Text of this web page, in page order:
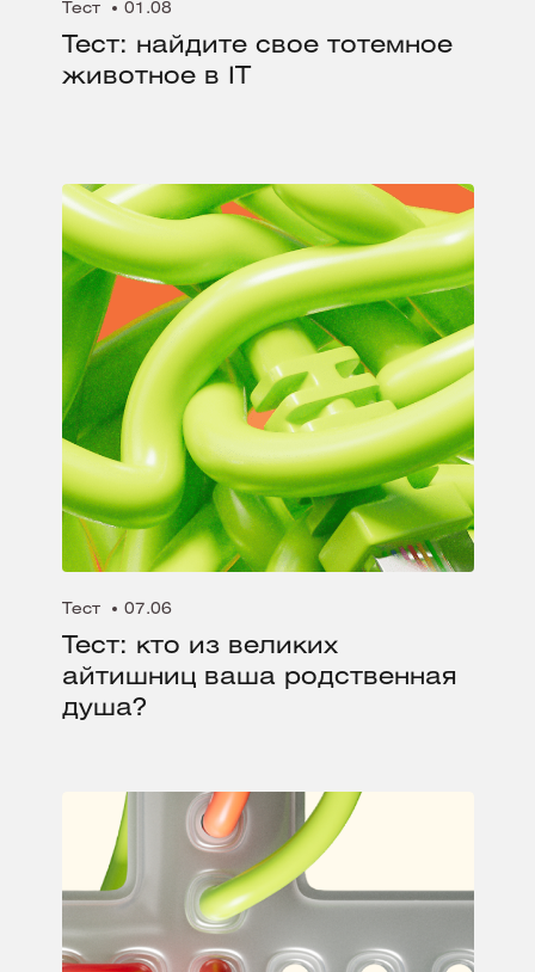
Тест 01.08
Тест: найдите свое тотемное
животное в IT
Тест 07.06
Тест: кто из великих
айтишниц ваша родственная
душа?